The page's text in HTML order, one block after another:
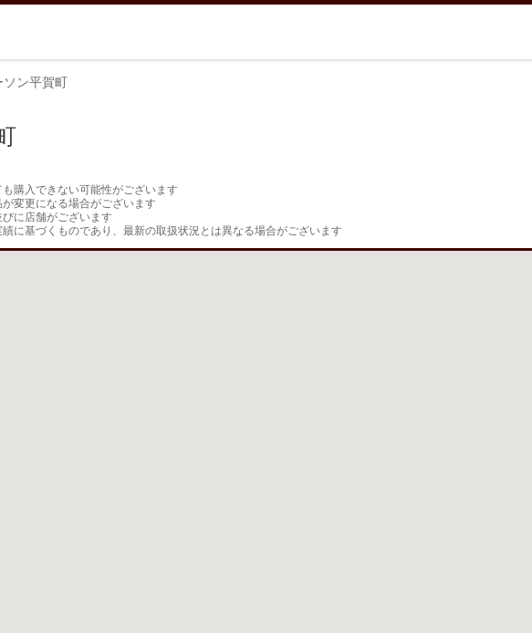
ソン平賀町
購入できない可能性がございます
変更になる場合がございます
に店舗がございます
に基づくものであり、最新の取扱状況とは異なる場合がございます